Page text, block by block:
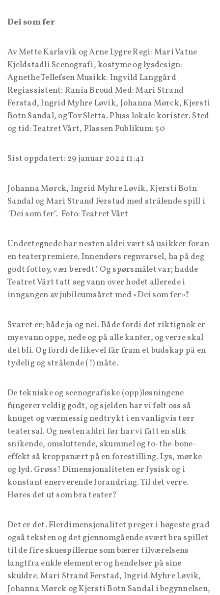
Dei som fer
Av Mette Karlsvik og Arne Lygre Regi: Mari Vatne
Kjeldstadli Scenografi, kostyme og lysdesign:
Agnethe Tellefsen Musikk: Ingvild Langgård
Regiassistent: Rania Broud Med: Mari Strand
Ferstad, Ingrid Myhre Løvik, Johanna Mørck, Kjersti
Botn Sandal, og Tov Sletta. Pluss lokale korister. Sted
og tid: Teatret Vårt, Plassen Publikum: 50
Sist oppdatert: 29 januar 2022 11:41
Johanna Mørck, Ingrid Myhre Løvik, Kjersti Botn
Sandal og Mari Strand Ferstad med strålende spill i
"Dei som fer". Foto: Teatret Vårt
Undertegnede har nesten aldri vært så usikker foran
en teaterpremiere. Innendørs regnvarsel, ha på deg
godt fottøy, vær beredt! Og spørsmålet var; hadde
Teatret Vårt tatt seg vann over hodet allerede i
inngangen av jubileumsåret med «Dei som fer»?
Svaret er; både ja og nei. Både fordi det riktignok er
mye vann oppe, nede og på alle kanter, og verre skal
det bli. Og fordi de likevel får fram et budskap på en
tydelig og strålende (!) måte.
De tekniske og scenografiske (opp)løsningene
fungerer veldig godt, og sjelden har vi følt oss så
knuget og værmessig nedtrykt i en vanligvis tørr
teatersal. Og nesten aldri før har vi fått en slik
snikende, omsluttende, skummel og to-the-bone-
effekt så kroppsnært på en forestilling. Lys, mørke
og lyd. Grøss! Dimensjonaliteten er fysisk og i
konstant enerverende forandring. Til det verre.
Høres det ut som bra teater?
Det er det. Flerdimensjonalitet preger i høgeste grad
også teksten og det gjennomgående svært bra spillet
til de fire skuespillerne som bærer tilværelsens
langtfra enkle elementer og hendelser på sine
skuldre. Mari Strand Ferstad, Ingrid Myhre Løvik,
Johanna Mørck og Kjersti Botn Sandal i begynnelsen,